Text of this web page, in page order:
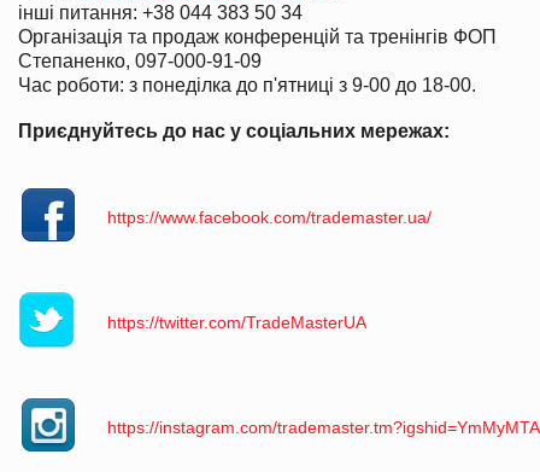
інші питання: +38 044 383 50 34
Організація та продаж конференцій та тренінгів ФОП
Степаненко, 097-000-91-09
Час роботи: з понеділка до п'ятниці з 9-00 до 18-00.
Приєднуйтесь до нас у соціальних мережах:
https://www.facebook.com/trademaster.ua/
https://twitter.com/TradeMasterUA
https://instagram.com/